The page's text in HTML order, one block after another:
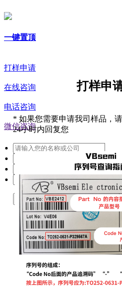
一键置顶
打样申请
在线咨询
电话咨询
微信咨询
打样申
* 如果您需要申请我司样品，
24小时内回复您
提交